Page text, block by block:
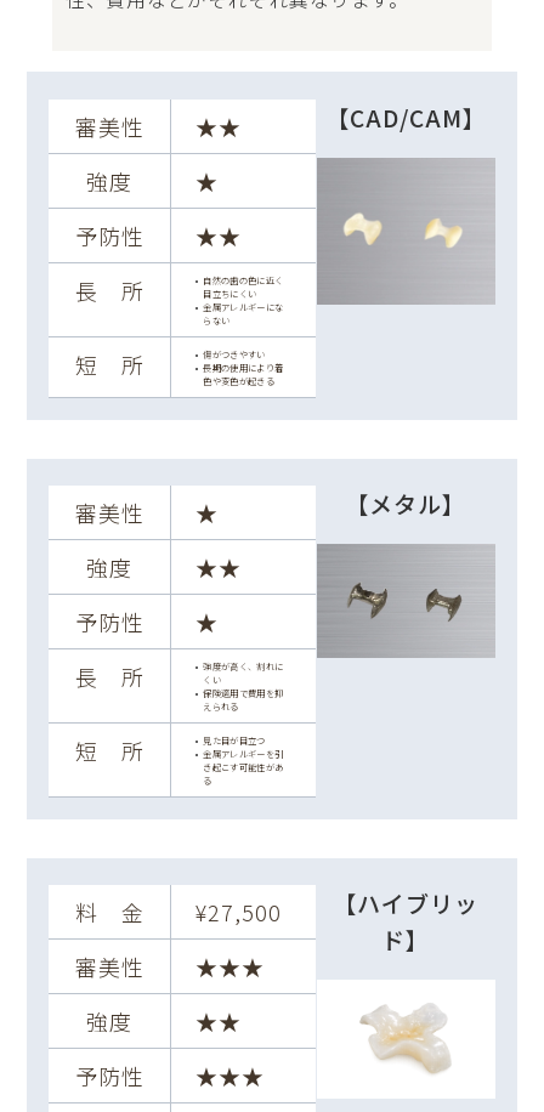
審美性
★★
強度
★
予防性
★★
長 所
自然の歯の色に近く
目立ちにくい
金属アレルギーにな
らない
短 所
傷がつきやすい
長期の使用により着
色や変色が起きる
【CAD/CAM】
審美性
★
強度
★★
予防性
★
長 所
強度が高く、割れに
くい
保険適用で費用を抑
えられる
短 所
見た目が目立つ
金属アレルギーを引
き起こす可能性があ
る
【メタル】
料 金
¥27,500
審美性
★★★
強度
★★
予防性
★★★
【ハイブリッ
ド】